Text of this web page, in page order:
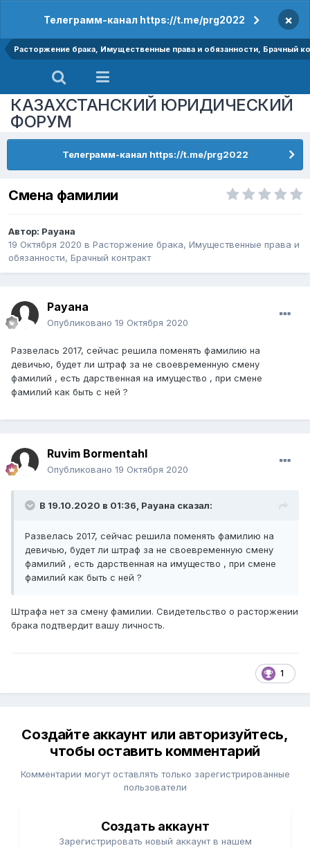
Телеграмм-канал https://t.me/prg2022 ×
Расторжение брака, Имущественные права и обязанности, Брачный
КАЗАХСТАНСКИЙ ЮРИДИЧЕСКИЙ
ФОРУМ
Телеграмм-канал https://t.me/prg2022
Смена фамилии
Автор: Рауана
19 Октября 2020 в Расторжение брака, Имущественные права и
обязанности, Брачный контракт
Рауана
Опубликовано 19 Октября 2020
Развелась 2017, сейчас решила поменять фамилию на
девичью, будет ли штраф за не своевременную смену
фамилий , есть дарственная на имущество , при смене
фамилий как быть с ней ?
Ruvim Bormentahl
Опубликовано 19 Октября 2020
В 19.10.2020 в 01:36, Рауана сказал:
Развелась 2017, сейчас решила поменять фамилию на
девичью, будет ли штраф за не своевременную смену
фамилий , есть дарственная на имущество , при смене
фамилий как быть с ней ?
Штрафа нет за смену фамилии. Свидетельство о расторжении
брака подтвердит вашу личность.
1
Создайте аккаунт или авторизуйтесь,
чтобы оставить комментарий
Комментарии могут оставлять только зарегистрированные
пользователи
Создать аккаунт
Зарегистрировать новый аккаунт в нашем